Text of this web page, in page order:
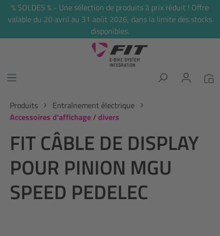
principal
% SOLDES % - Une sélection de produits à prix réduit ! Offre
valable du 20 avril au 31 août 2026, dans la limite des stocks
disponibles.
Produits
Entraînement électrique
Accessoires d'affichage / divers
FIT CÂBLE DE DISPLAY
POUR PINION MGU
SPEED PEDELEC